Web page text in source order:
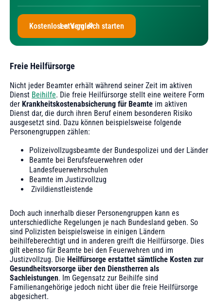
Let's go 🎉
Kostenlosen Vergleich starten
Freie Heilfürsorge
Nicht jeder Beamter erhält während seiner Zeit im aktiven
Dienst Beihilfe. Die freie Heilfürsorge stellt eine weitere Form
der Krankheitskostenabsicherung für Beamte im aktiven
Dienst dar, die durch ihren Beruf einem besonderen Risiko
ausgesetzt sind. Dazu können beispielsweise folgende
Personengruppen zählen:
‍Polizeivollzugsbeamte der Bundespolizei und der Länder
‍Beamte bei Berufsfeuerwehren oder
Landesfeuerwehrschulen
‍Beamte im Justizvollzug
‍ Zivildienstleistende
Doch auch innerhalb dieser Personengruppen kann es
unterschiedliche Regelungen je nach Bundesland geben. So
sind Polizisten beispielsweise in einigen Ländern
beihilfeberechtigt und in anderen greift die Heilfürsorge. Dies
gilt ebenso für Beamte bei den Feuerwehren und im
Justizvollzug. Die Heilfürsorge erstattet sämtliche Kosten zur
Gesundheitsvorsorge über den Dienstherren als
Sachleistungen. Im Gegensatz zur Beihilfe sind
Familienangehörige jedoch nicht über die freie Heilfürsorge
abgesichert.